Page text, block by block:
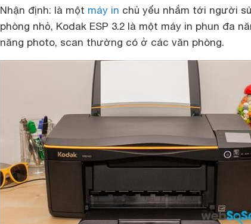
Nhận định: là một máy in chủ yếu nhắm tới người
phòng nhỏ, Kodak ESP 3.2 là một máy in phun đa
năng photo, scan thường có ở các văn phòng.